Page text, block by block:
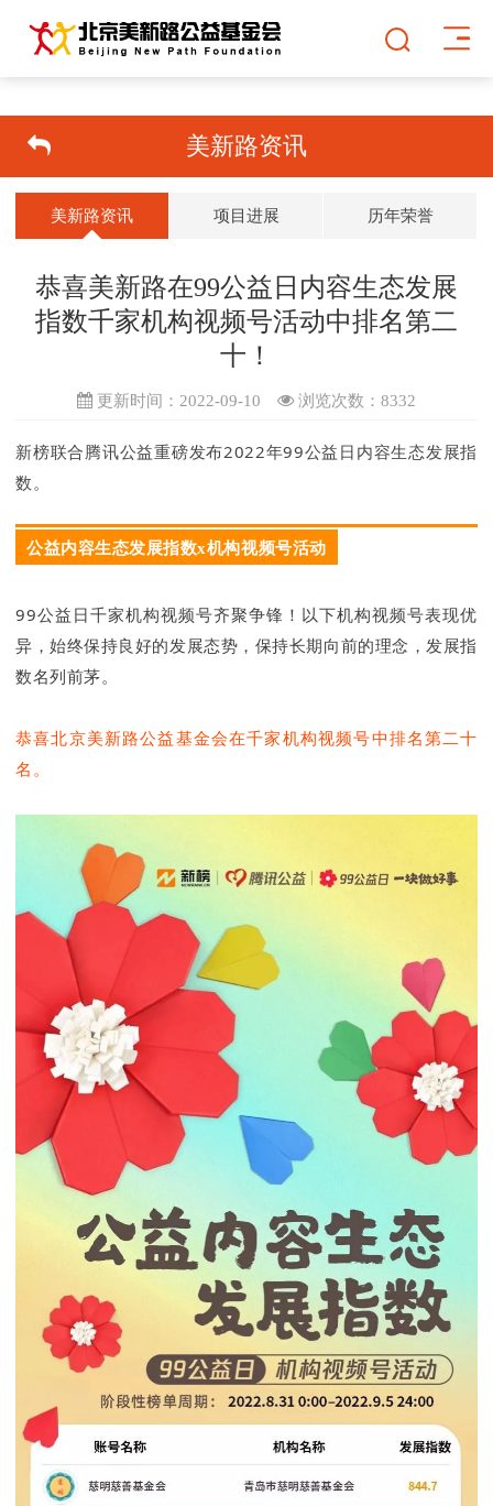
美新路资讯
美新路资讯 项目进展 历年荣誉
恭喜美新路在99公益日内容生态发展
指数千家机构视频号活动中排名第二
十！
更新时间：2022-09-10 浏览次数： 8332
新榜联合腾讯公益重磅发布2022年99公益日内容生态发展指
数。
公益内容生态发展指数x机构视频号活动
99公益日千家机构视频号齐聚争锋！以下机构视频号表现优
异，始终保持良好的发展态势，保持长期向前的理念，发展指
数名列前茅。
恭喜北京美新路公益基金会在千家机构视频号中排名第二十
名。